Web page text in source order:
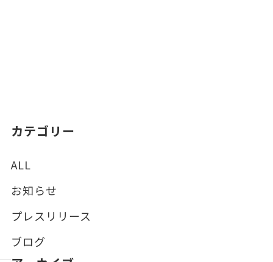
カテゴリー
ALL
お知らせ
プレスリリース
ブログ